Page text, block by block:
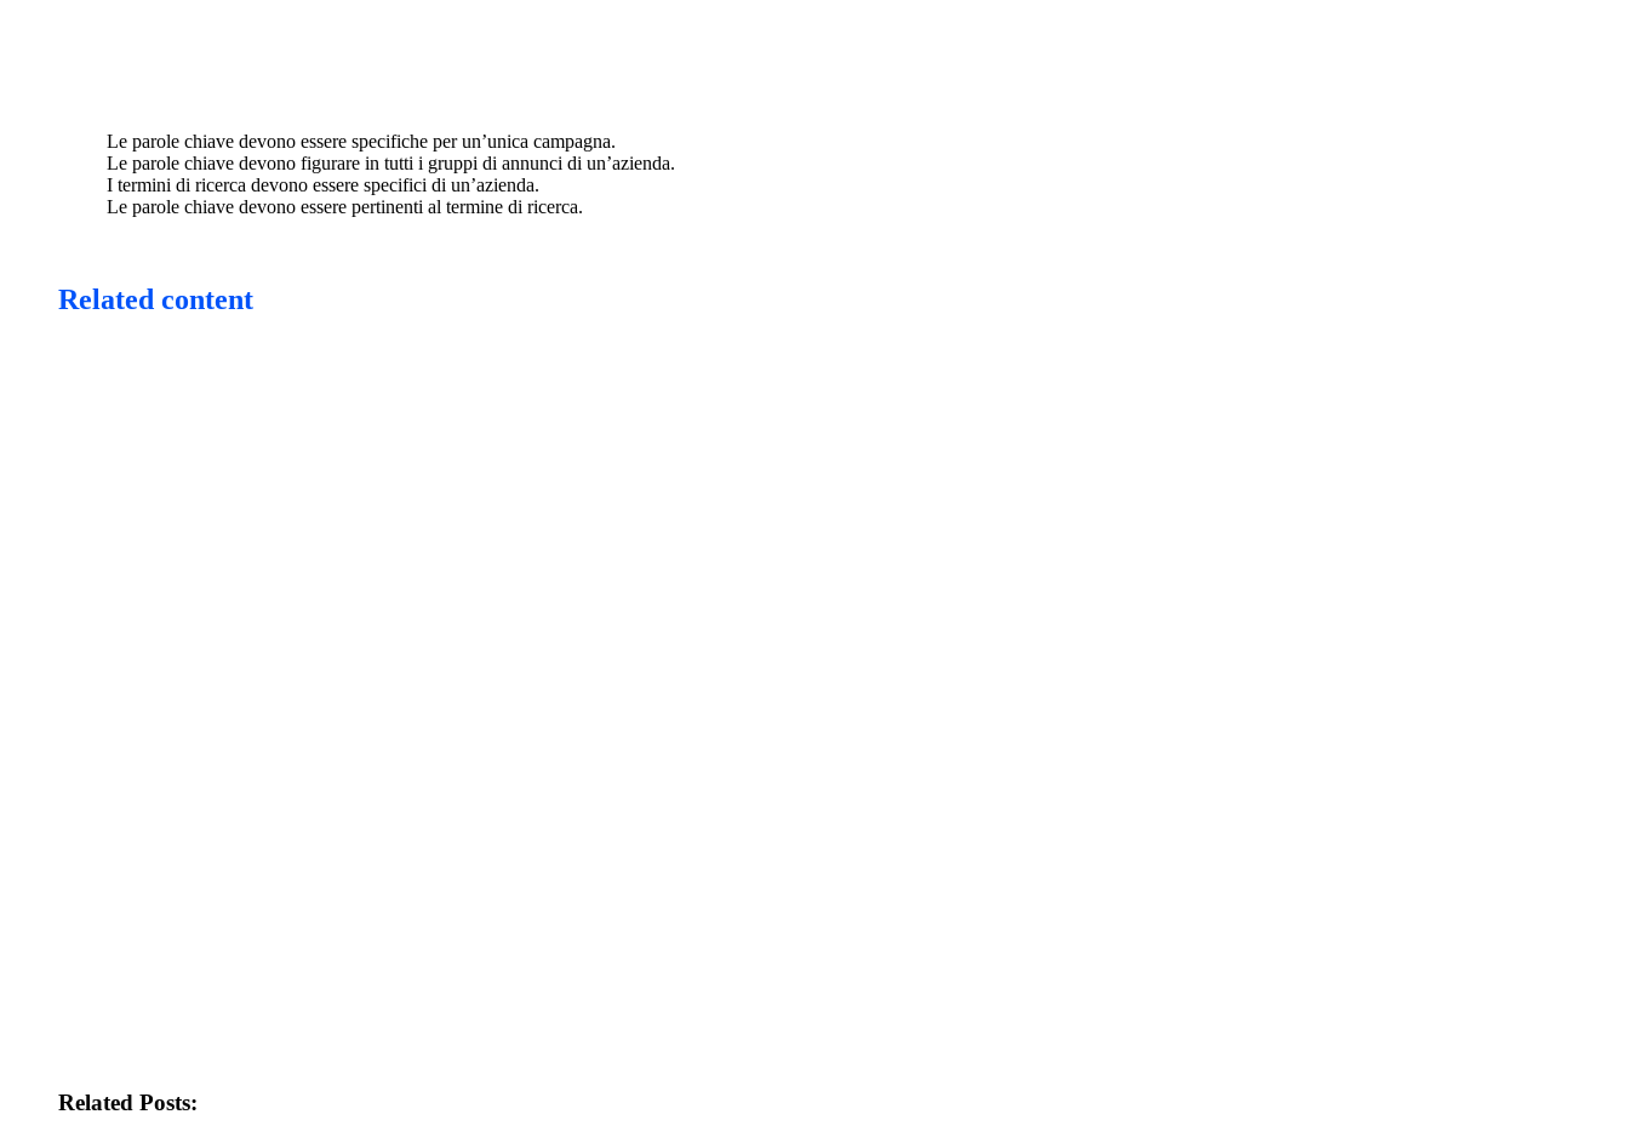
Le parole chiave devono essere specifiche per un’unica campagna.
Le parole chiave devono figurare in tutti i gruppi di annunci di un’azienda.
I termini di ricerca devono essere specifici di un’azienda.
Le parole chiave devono essere pertinenti al termine di ricerca.
Related content
Related Posts: